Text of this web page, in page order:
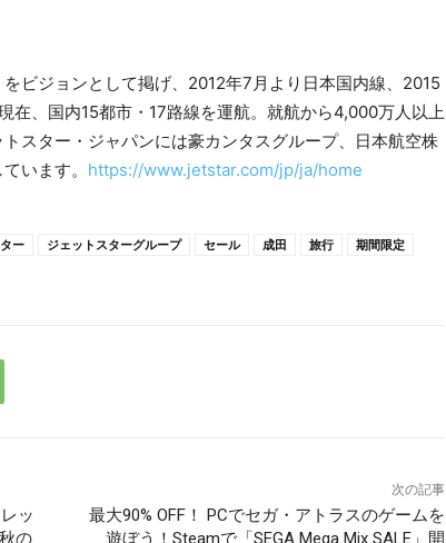
ビジョンとして掲げ、2012年7月より日本国内線、2015
在、国内15都市・17路線を運航。就航から4,000万人以上
スター・ジャパンには豪カンタスグループ、日本航空株
います。 https://www.jetstar.com/jp/ja/home
ー ジェットスターグループ セール 成田 旅行
期間限定
ッ
の
次の記事
最大90% OFF！ PCでセガ・アトラスのゲームを
遊ぼう！Steamで「SEGA Mega Mix SALE」開